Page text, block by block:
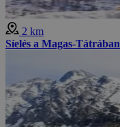
2 km
Síelés a Magas-Tátrában